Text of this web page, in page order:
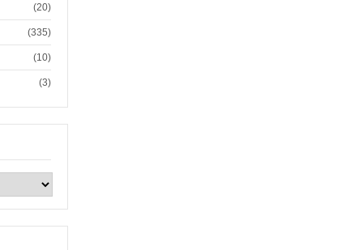
(20)
(335)
(10)
(3)